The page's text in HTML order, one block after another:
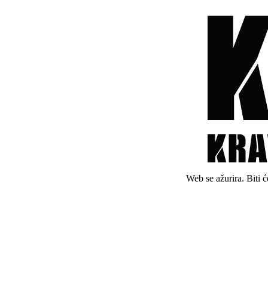
Web se ažurira. Biti